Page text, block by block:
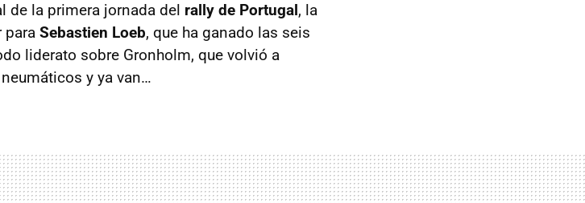
de la primera jornada del rally de Portugal, la
para Sebastien Loeb, que ha ganado las seis
liderato sobre Gronholm, que volvió a
y ya van…